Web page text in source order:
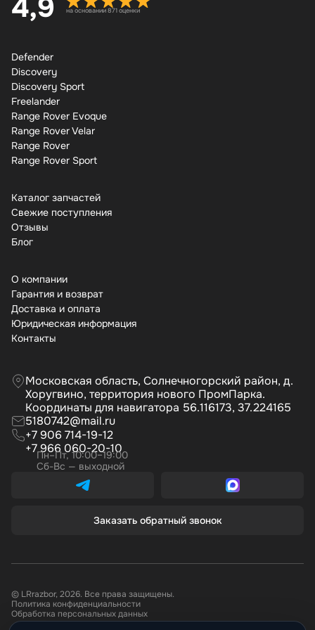
4,9 на основании 871 оценки
Defender
Discovery
Discovery Sport
Freelander
Range Rover Evoque
Range Rover Velar
Range Rover
Range Rover Sport
Каталог запчастей
Свежие поступления
Отзывы
Бло
О компании
Гарантия и возврат
Доставка и оплата
Юридическая информация
Контакты
Московская область, Солнечногорский район, д.
Хоругвино, территория нового ПромПарка.
Координаты для навигатора 56.116173, 37.224165
5180742@mail.ru
+7 906 714-19-12
+7 966 060-20-10
Пн–Пт, 10:00–19:00
Сб-Вс — выходной
Заказать обратный звонок
© LRrazbor, 2026. Все права защищены.
Политика конфиденциальности
Обработка персональных данных